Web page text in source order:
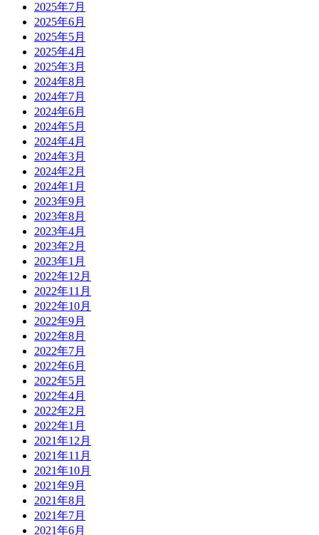
2025年7月
2025年6月
2025年5月
2025年4月
2025年3月
2024年8月
2024年7月
2024年6月
2024年5月
2024年4月
2024年3月
2024年2月
2024年1月
2023年9月
2023年8月
2023年4月
2023年2月
2023年1月
2022年12月
2022年11月
2022年10月
2022年9月
2022年8月
2022年7月
2022年6月
2022年5月
2022年4月
2022年2月
2022年1月
2021年12月
2021年11月
2021年10月
2021年9月
2021年8月
2021年7月
2021年6月